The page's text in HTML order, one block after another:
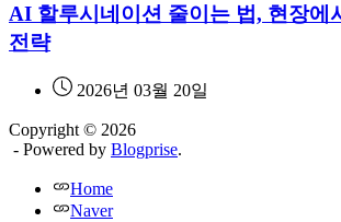
AI 할루시네이션 줄이는 법, 현장에
전략
2026년 03월 20일
Copyright © 2026
- Powered by Blogprise.
Home
Naver